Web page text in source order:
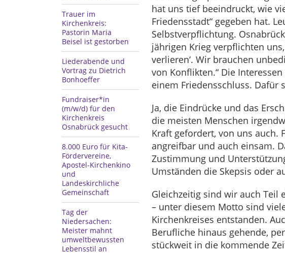
Trauer im
Kirchenkreis:
Pastorin Maria
Beisel ist gestorben
Liederabende und
Vortrag zu Dietrich
Bonhoeffer
Fundraiser*in
(m/w/d) für den
Kirchenkreis
Osnabrück gesucht
8.000 Euro für Kita-
Fördervereine,
Apostel-Kirchenkino
und
Landeskirchliche
Gemeinschaft
Tag der
Niedersachen:
Meister mahnt
umweltbewussten
Lebensstil an
hat uns tief beeindruckt, wie
Friedensstadt“ gegeben hat.
Selbstverpflichtung.
jährigen Krieg verpflichten
verlieren‘. Wir brauchen
von Konflikten.“ Die
einem Friedensschluss. Dafür
Ja, die Eindrücke und das
die meisten Menschen
Kraft gefordert, von uns auch.
angreifbar und auch einsam.
Zustimmung und
Umständen die Skepsis oder
Gleichzeitig sind wir auch Teil
– unter diesem Motto sind
Kirchenkreises entstanden.
Berufliche hinaus gehende,
stückweit in die kommende